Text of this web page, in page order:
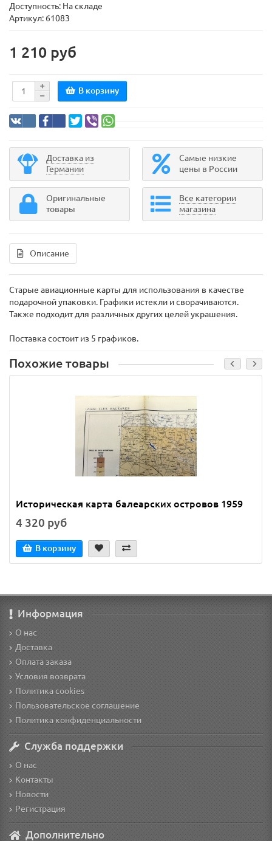
Доступность: На складе
Артикул: 61083
1 210 руб
В корзину
Доставка из
Германии
Самые низкие
цены в России
Оригинальные
товары
Все категории
магазина
Описание
Старые авиационные карты для использования в качестве
подарочной упаковки. Графики истекли и сворачиваются.
Также подходит для различных других целей украшения.
Поставка состоит из 5 графиков.
Похожие товары
Историческая карта балеарских островов 1959
4 320 руб
В корзину
Информация
О нас
Доставка
Оплата заказа
Условия возврата
Политика cookies
Пользовательское соглашение
Политика конфиденциальности
Служба поддержки
О нас
Контакты
Новости
Регистрация
Дополнительно